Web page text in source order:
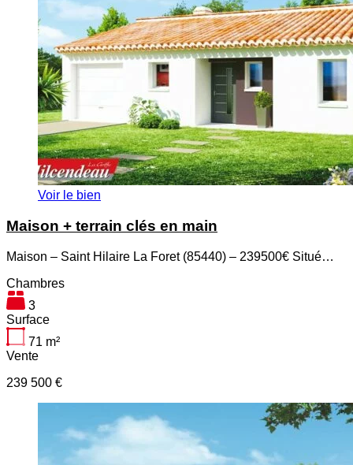
Voir le bien
Maison + terrain clés en main
Maison – Saint Hilaire La Foret (85440) – 239500€ Situé…
Chambres
3
Surface
71 m²
Vente
239 500 €